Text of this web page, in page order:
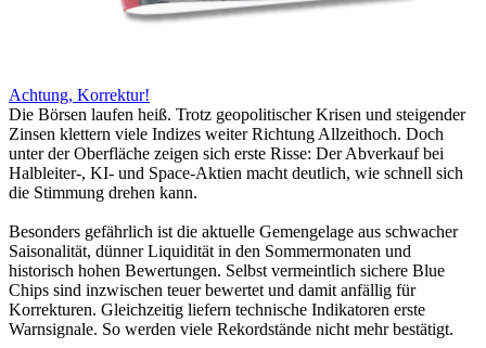
Achtung, Korrektur!
Die Börsen laufen heiß. Trotz geopolitischer Krisen und steigender
Zinsen klettern viele Indizes weiter Richtung Allzeithoch. Doch
unter der Oberfläche zeigen sich erste Risse: Der Abverkauf bei
Halbleiter-, KI- und Space-Aktien macht deutlich, wie schnell sich
die Stimmung drehen kann.
Besonders gefährlich ist die aktuelle Gemengelage aus schwacher
Saisonalität, dünner Liquidität in den Sommermonaten und
historisch hohen Bewertungen. Selbst vermeintlich sichere Blue
Chips sind inzwischen teuer bewertet und damit anfällig für
Korrekturen. Gleichzeitig liefern technische Indikatoren erste
Warnsignale. So werden viele Rekordstände nicht mehr bestätigt.